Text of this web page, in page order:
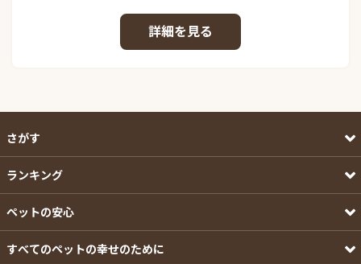
詳細を見る
さがす
ランキング
ペットの安心
すべてのペットの幸せのために